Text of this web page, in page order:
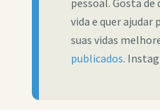
pessoal. Gosta de
vida e quer ajudar
suas vidas
publicados.